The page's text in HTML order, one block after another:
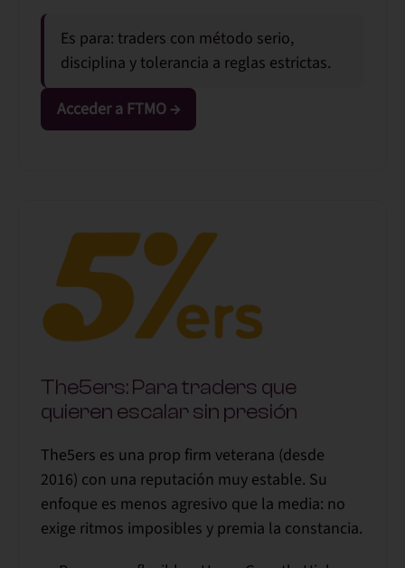
Es para: traders con método serio,
disciplina y tolerancia a reglas estrictas.
Acceder a FTMO →
The5ers: Para traders que
quieren escalar sin presión
The5ers es una prop firm veterana (desde
2016) con una reputación muy estable. Su
enfoque es menos agresivo que la media: no
exige ritmos imposibles y premia la constancia.